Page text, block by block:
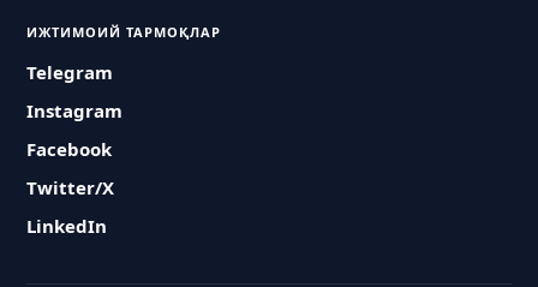
ИЖТИМОИЙ ТАРМОҚЛАР
Telegram
Instagram
Facebook
Twitter/X
LinkedIn